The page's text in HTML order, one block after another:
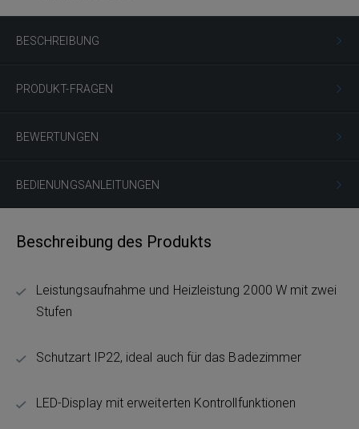
BESCHREIBUNG
PRODUKT-FRAGEN
BEWERTUNGEN
BEDIENUNGSANLEITUNGEN
Beschreibung des Produkts
Leistungsaufnahme und Heizleistung 2000 W mit zwei
Stufen
Schutzart IP22, ideal auch für das Badezimmer
LED-Display mit erweiterten Kontrollfunktionen